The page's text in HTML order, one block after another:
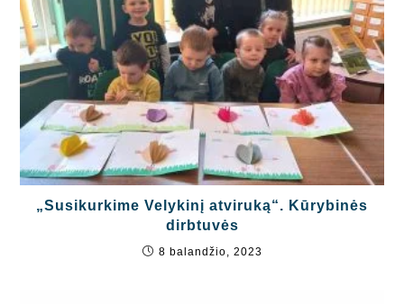
„Susikurkime Velykinį atviruką“. Kūrybinės
dirbtuvės
8 balandžio, 2023